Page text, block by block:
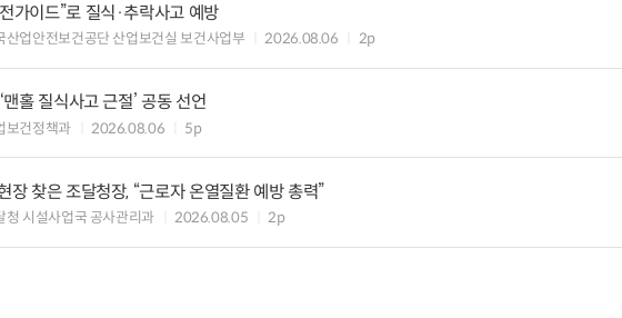
가이드”로 질식·추락사고 예방
산업안전보건공단 산업보건실 보건사업부 2026.08.06 2p
맨홀 질식사고 근절’ 공동 선언
보건정책과 2026.08.06 5p
장 찾은 조달청장, “근로자 온열질환 예방 총력”
청 시설사업국 공사관리과 2026.08.05 2p